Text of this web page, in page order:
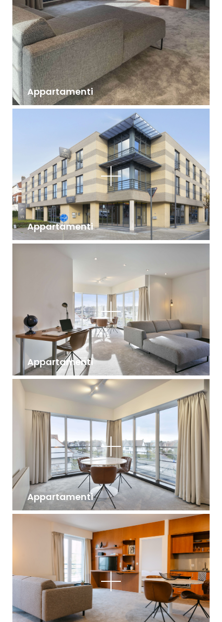
Appartamenti
Appartamenti
Appartamenti
Appartamenti